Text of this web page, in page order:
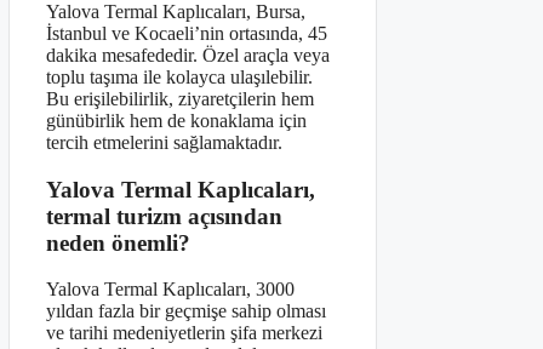
Yalova Termal Kaplıcaları, Bursa,
İstanbul ve Kocaeli’nin ortasında, 45
dakika mesafededir. Özel araçla veya
toplu taşıma ile kolayca ulaşılebilir.
Bu erişilebilirlik, ziyaretçilerin hem
günübirlik hem de konaklama için
tercih etmelerini sağlamaktadır.
Yalova Termal Kaplıcaları,
termal turizm açısından
neden önemli?
Yalova Termal Kaplıcaları, 3000
yıldan fazla bir geçmişe sahip olması
ve tarihi medeniyetlerin şifa merkezi